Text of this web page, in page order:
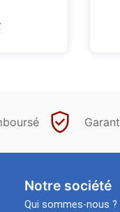
Notre société
Qui sommes-nous ?